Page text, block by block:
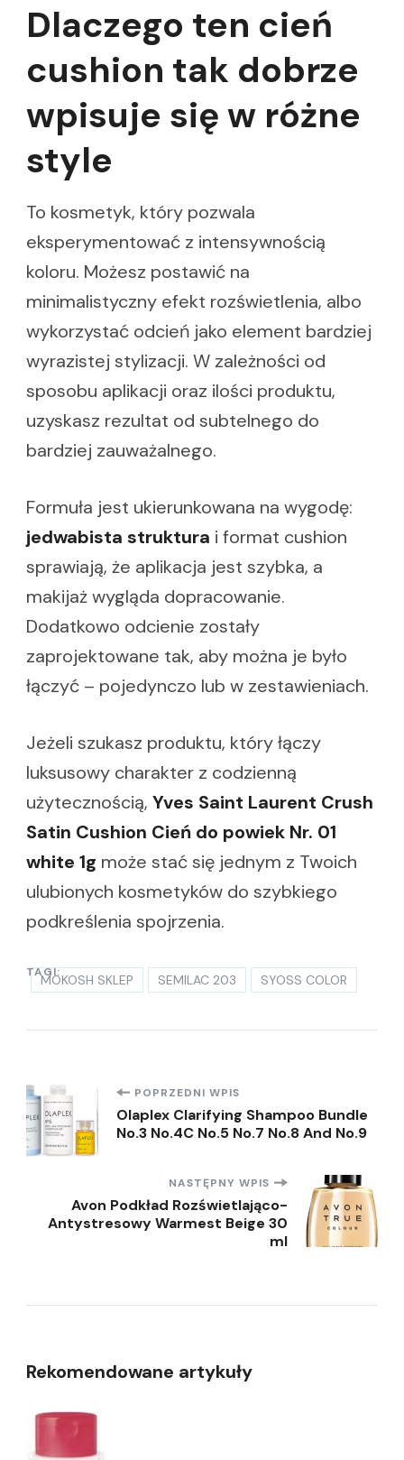
Dlaczego ten cień
cushion tak dobrze
wpisuje się w różne
style
To kosmetyk, który pozwala
eksperymentować z intensywnością
koloru. Możesz postawić na
minimalistyczny efekt rozświetlenia, albo
wykorzystać odcień jako element bardziej
wyrazistej stylizacji. W zależności od
sposobu aplikacji oraz ilości produktu,
uzyskasz rezultat od subtelnego do
bardziej zauważalnego.
Formuła jest ukierunkowana na wygodę:
jedwabista struktura i format cushion
sprawiają, że aplikacja jest szybka, a
makijaż wygląda dopracowanie.
Dodatkowo odcienie zostały
zaprojektowane tak, aby można je było
łączyć – pojedynczo lub w zestawieniach.
Jeżeli szukasz produktu, który łączy
luksusowy charakter z codzienną
użytecznością, Yves Saint Laurent Crush
Satin Cushion Cień do powiek Nr. 01
white 1g może stać się jednym z Twoich
ulubionych kosmetyków do szybkiego
podkreślenia spojrzenia.
TAGI:
MOKOSH SKLEP SEMILAC 203 SYOSS COLOR
Nawigacja
wpisu
POPRZEDNI WPIS
Olaplex Clarifying Shampoo Bundle
No.3 No.4C No.5 No.7 No.8 And No.9
NASTĘPNY WPIS
Avon Podkład Rozświetlająco-
Antystresowy Warmest Beige 30
ml
Rekomendowane artykuły